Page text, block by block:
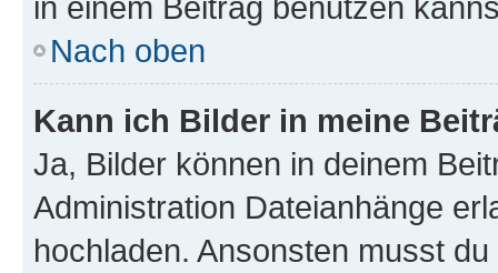
Nach oben
Kann ich Bilder in meine
Ja, Bilder können in deinem
Administration Dateianhänge
hochladen. Ansonsten musst